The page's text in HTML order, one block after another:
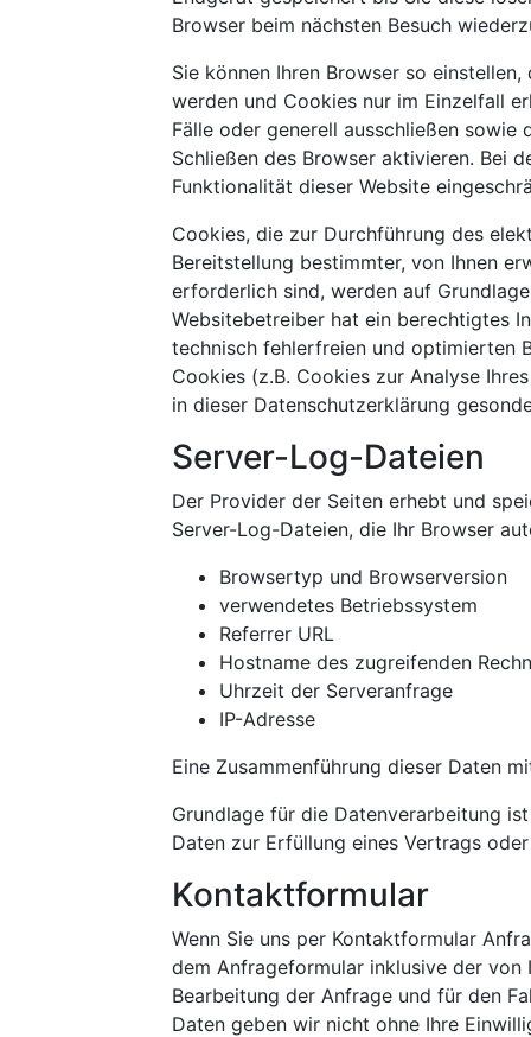
Browser beim nächsten Besuch
Sie können Ihren Browser so
werden und Cookies nur im Einzelfall
Fälle oder generell ausschließen
Schließen des Browser aktivieren. Bei
Funktionalität dieser Website
Cookies, die zur Durchführung des
Bereitstellung bestimmter, von Ihnen
erforderlich sind, werden auf
Websitebetreiber hat ein berechtigtes
technisch fehlerfreien und optimierten
Cookies (z.B. Cookies zur Analyse
in dieser Datenschutzerklärung
Server-Log-Dateien
Der Provider der Seiten erhebt und
Server-Log-Dateien, die Ihr Browser
Browsertyp und Browserversion
verwendetes Betriebssystem
Referrer URL
Hostname des zugreifenden
Uhrzeit der Serveranfrage
IP-Adresse
Eine Zusammenführung dieser Daten
Grundlage für die Datenverarbeitung
Daten zur Erfüllung eines Vertrags
Kontaktformular
Wenn Sie uns per Kontaktformular
dem Anfrageformular inklusive der
Bearbeitung der Anfrage und für den
Daten geben wir nicht ohne Ihre